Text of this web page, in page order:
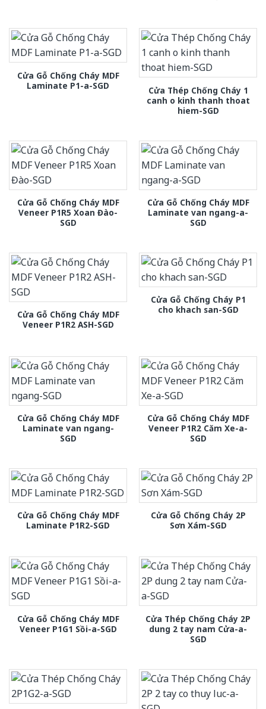
Cửa Gỗ Chống Cháy MDF
Laminate P1-a-SGD
Cửa Thép Chống Cháy 1
canh o kinh thanh thoat
hiem-SGD
Cửa Gỗ Chống Cháy MDF
Veneer P1R5 Xoan Đào-
SGD
Cửa Gỗ Chống Cháy MDF
Laminate van ngang-a-
SGD
Cửa Gỗ Chống Cháy MDF
Veneer P1R2 ASH-SGD
Cửa Gỗ Chống Cháy P1
cho khach san-SGD
Cửa Gỗ Chống Cháy MDF
Laminate van ngang-
SGD
Cửa Gỗ Chống Cháy MDF
Veneer P1R2 Căm Xe-a-
SGD
Cửa Gỗ Chống Cháy MDF
Laminate P1R2-SGD
Cửa Gỗ Chống Cháy 2P
Sơn Xám-SGD
Cửa Gỗ Chống Cháy MDF
Veneer P1G1 Sồi-a-SGD
Cửa Thép Chống Cháy 2P
dung 2 tay nam Cửa-a-
SGD